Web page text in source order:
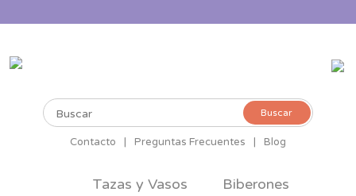
Buscar
Buscar
Contacto Preguntas Frecuentes Blog
Tazas y Vasos
Biberones